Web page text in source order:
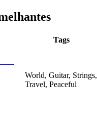
Tags
World, Guitar, Strings,
Travel, Peaceful